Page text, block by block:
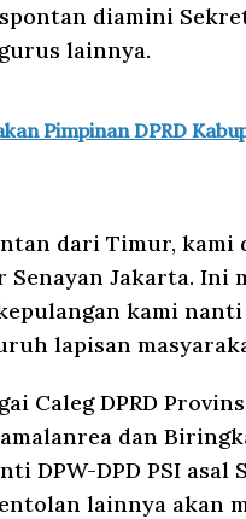
diamini
lainnya.
Pimpinan DPRD
dari Timur,
Senayan Jakarta. Ini
kami nanti
lapisan
Caleg DPRD
dan
DPW-DPD PSI asal
lainnya akan